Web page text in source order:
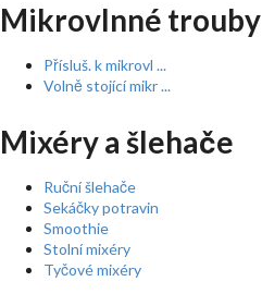
Mikrovlnné trouby
Přísluš. k mikrovl ...
Volně stojící mikr ...
Mixéry a šlehače
Ruční šlehače
Sekáčky potravin
Smoothie
Stolní mixéry
Tyčové mixéry